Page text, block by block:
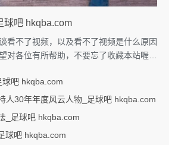
球吧 hkqba.com
看不了视频，以及看不了视频是什么原因
对各位有所帮助，不要忘了收藏本站喔。
球吧 hkqba.com
人30年年度风云人物_足球吧 hkqba.com
_足球吧 hkqba.com
球吧 hkqba.com